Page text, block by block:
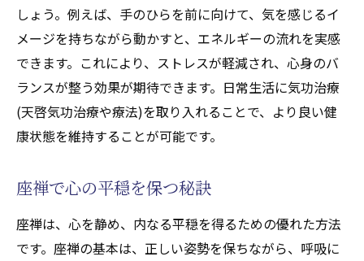
しょう。例えば、手のひらを前に向けて、気を感じるイ
メージを持ちながら動かすと、エネルギーの流れを実感
できます。これにより、ストレスが軽減され、心身のバ
ランスが整う効果が期待できます。日常生活に気功治療
(天啓気功治療や療法)を取り入れることで、より良い健
康状態を維持することが可能です。
座禅で心の平穏を保つ秘訣
座禅は、心を静め、内なる平穏を得るための優れた方法
です。座禅の基本は、正しい姿勢を保ちながら、呼吸に